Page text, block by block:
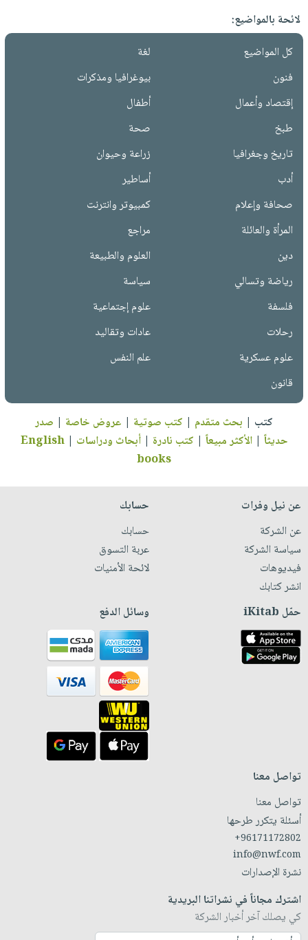
لائحة بالمواضيع:
كل المواضيع
لغة
فنون
بيوغرافيا ومذكرات
إقتصاد وأعمال
أطفال
طبخ
صحة
تاريخ وجغرافيا
زراعة وحيوان
أدب
أساطير
صحافة وإعلام
كمبيوتر وانترنت
المرأة والعائلة
مراجع
دين
العلوم والطبيعة
رياضة وتسالي
سياسة
فلسفة
علوم إجتماعية
رحلات
عادات وتقاليد
علوم عسكرية
علم النفس
قانون
كتب | بحث متقدم | كتب صوتية | عروض خاصة | صدر
حديثاً |الأكثر مبيعاً | كتب نادرة |أبحاث ودراسات |
English
books
عن نيل وفرات
عن الشركة
سياسة الشركة
فيديوهات
انشر كتابك
حسابك
حسابك
عربة التسوق
لائحة الأمنيات
حمّل iKitab وسائل الدفع
تواصل معنا
تواصل معنا
أسئلة يتكرر طرحها
+96171172802
info@nwf.com
نشرة الإصدارات
اشترك مجاناً في نشراتنا البريدية
كي يصلك آخر أخبار الشركة